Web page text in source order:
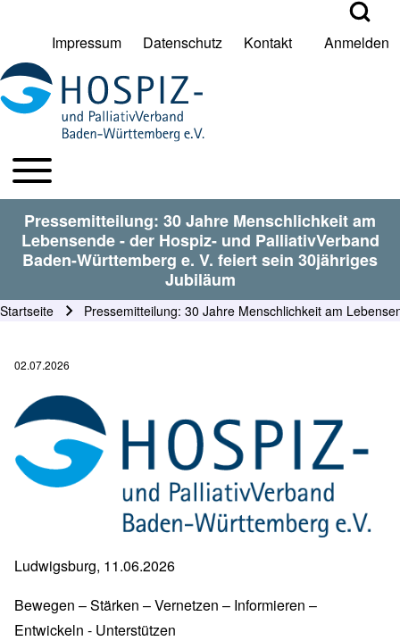
Suche Schließen
Suche
User account menu
Impressum Datenschutz Kontakt Anmelden
HPV BW Hauptmenu
Toggle main menu
Pressemitteilung: 30 Jahre Menschlichkeit am
Lebensende - der Hospiz- und PalliativVerband
Baden-Württemberg e. V. feiert sein 30jähriges
Jubiläum
Startseite Pressemitteilung: 30 Jahre Menschlichkeit am
02.07.2026
Ludwigsburg, 11.06.2026
Bewegen – Stärken – Vernetzen – Informieren –
Entwickeln - Unterstützen